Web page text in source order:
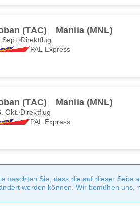
(TAC) Manila (MNL)
Direktflug
PAL Express
(TAC) Manila (MNL)
Okt. Direktflug
PAL Express
beachten Sie, dass die auf dieser Seite
werden können. Wir bemühen uns,